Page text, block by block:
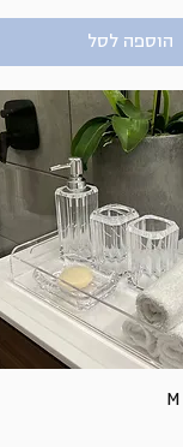
הוספה לסל
תצוגה מהירה